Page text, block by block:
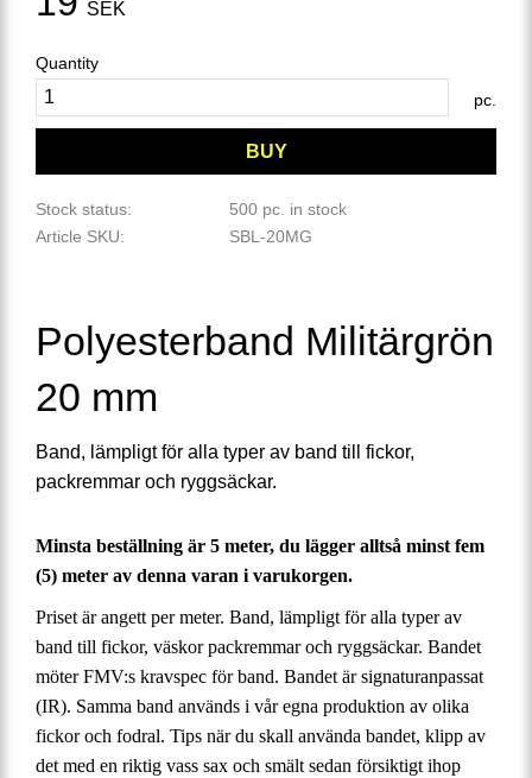
SEK
Quantity
pc.
BUY
Stock status
500 pc. in stock
Article SKU
SBL-20MG
Polyesterband Militärgrön
20 mm
Band, lämpligt för alla typer av band till fickor,
packremmar och ryggsäckar.
Minsta beställning är 5 meter, du lägger alltså minst fem
(5) meter av denna varan i varukorgen.
Priset är angett per meter. Band, lämpligt för alla typer av
band till fickor, väskor packremmar och ryggsäckar. Bandet
möter FMV:s kravspec för band. Bandet är signaturanpassat
(IR). Samma band används i vår egna produktion av olika
fickor och fodral. Tips när du skall använda bandet, klipp av
det med en riktig vass sax och smält sedan försiktigt ihop